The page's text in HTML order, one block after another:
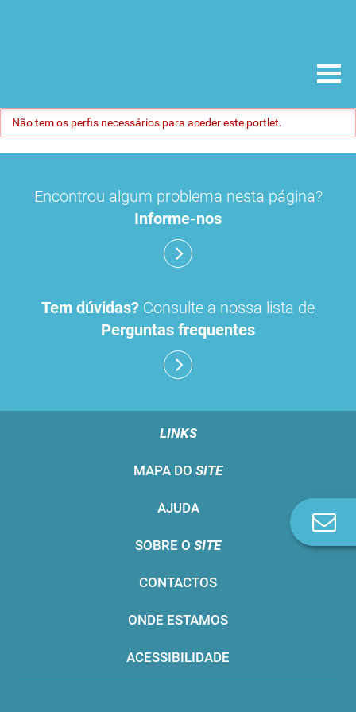
Não tem os perfis necessários para aceder este portlet.
Encontrou algum problema nesta página?
Informe-nos
Tem dúvidas? Consulte a nossa lista de
Perguntas frequentes
LINKS
MAPA DO SITE
AJUDA
SOBRE O SITE
CONTACTOS
ONDE ESTAMOS
ACESSIBILIDADE